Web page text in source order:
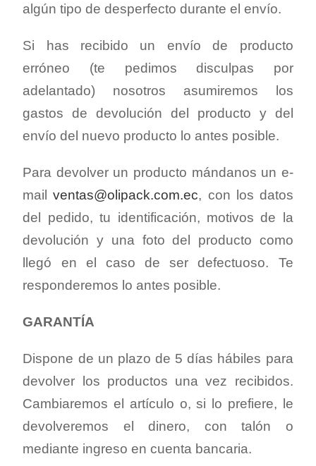
algún tipo de desperfecto durante el envío.
Si has recibido un envío de producto
erróneo (te pedimos disculpas por
adelantado) nosotros asumiremos los
gastos de devolución del producto y del
envío del nuevo producto lo antes posible.
Para devolver un producto mándanos un e-
mailventas@olipack.com.ec, con los datos
del pedido, tu identificación, motivos de la
devolución y una foto del producto como
llegó en el caso de ser defectuoso. Te
responderemos lo antes posible.
GARANTÍA
Dispone de un plazo de 5 días hábiles para
devolver los productos una vez recibidos.
Cambiaremos el artículo o, si lo prefiere, le
devolveremos el dinero, con talón o
mediante ingreso en cuenta bancaria.